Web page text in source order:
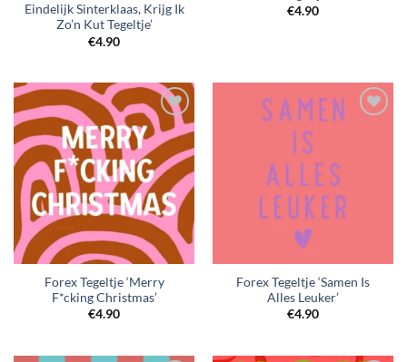
Eindelijk Sinterklaas, Krijg Ik
Zo’n Kut Tegeltje’
€4.90
€4.90
Forex Tegeltje ‘Merry
F*cking Christmas’
€4.90
Forex Tegeltje ‘Samen Is
Alles Leuker’
€4.90